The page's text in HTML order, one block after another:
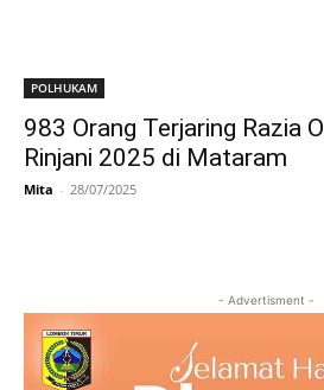
POLHUKAM
983 Orang Terjaring Razia
Rinjani 2025 di Mataram
Mita - 28/07/2025
- Advertisment -